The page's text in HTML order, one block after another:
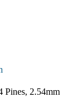
Pines, 2.54mm